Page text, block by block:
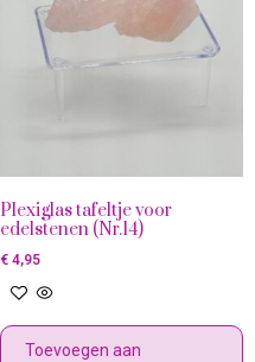
Plexiglas tafeltje voor
edelstenen (Nr.14)
€4,95
Toevoegen aan